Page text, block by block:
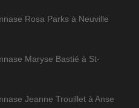
Rosa Parks à Neuville
Maryse Bastié à St-
Jeanne Trouillet à Anse